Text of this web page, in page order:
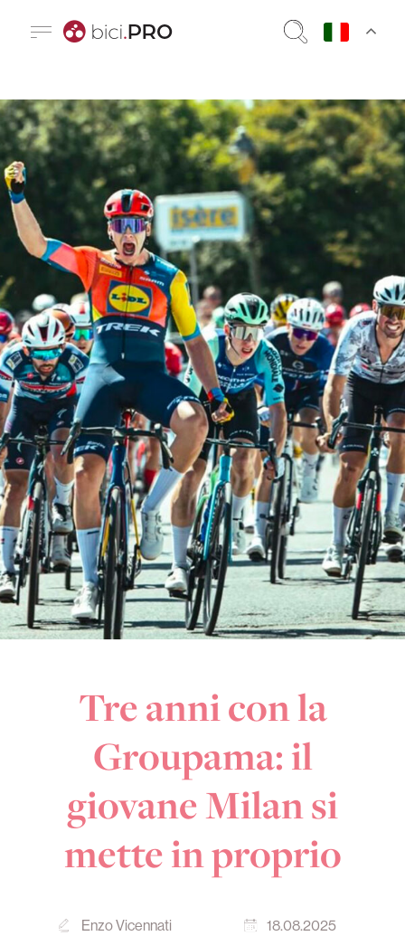
Tre anni con la
Groupama: il
giovane Milan si
mette in proprio
Enzo Vicennati 18.08.2025